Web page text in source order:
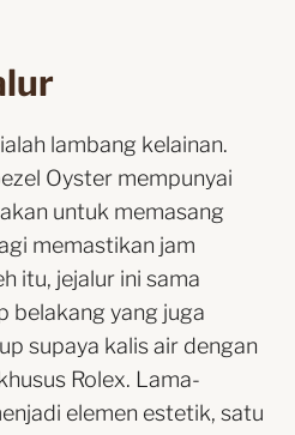
lambang kelainan.
Oyster mempunyai
untuk memasang
memastikan jam
itu, jejalur ini sama
belakang yang juga
supaya kalis air dengan
Rolex. Lama-
elemen estetik, satu